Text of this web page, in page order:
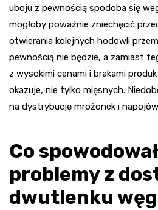
uboju z pewnością spodoba się
mogłoby poważnie zniechęcić
otwierania kolejnych hodowli
pewnością nie będzie, a zamiast
z wysokimi cenami i brakami
okazuje, nie tylko mięsnych.
na dystrybucję mrożonek i
Co
problemy z
dwutlenku